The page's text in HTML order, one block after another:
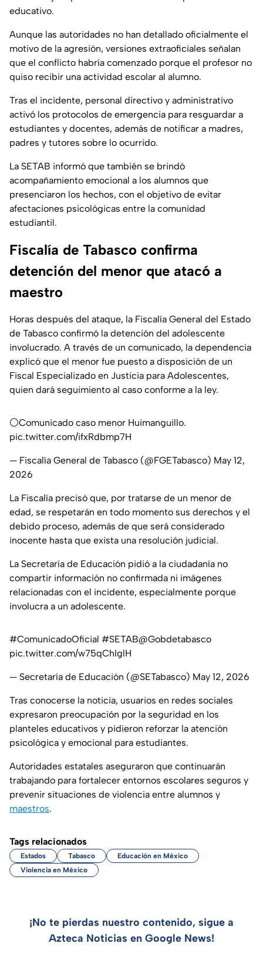
educativo.
Aunque las autoridades no han detallado oficialmente el
motivo de la agresión, versiones extraoficiales señalan
que el conflicto habría comenzado porque el profesor no
quiso recibir una actividad escolar al alumno.
Tras el incidente, personal directivo y administrativo
activó los protocolos de emergencia para resguardar a
estudiantes y docentes, además de notificar a madres,
padres y tutores sobre lo ocurrido.
La SETAB informó que también se brindó
acompañamiento emocional a los alumnos que
presenciaron los hechos, con el objetivo de evitar
afectaciones psicológicas entre la comunidad
estudiantil.
Fiscalía de Tabasco confirma
detención del menor que atacó a
maestro
Horas después del ataque, la Fiscalía General del Estado
de Tabasco confirmó la detención del adolescente
involucrado. A través de un comunicado, la dependencia
explicó que el menor fue puesto a disposición de un
Fiscal Especializado en Justicia para Adolescentes,
quien dará seguimiento al caso conforme a la ley.
⚪Comunicado caso menor Huimanguillo.
pic.twitter.com/ifxRdbmp7H
— Fiscalía General de Tabasco (@FGETabasco) May 12,
2026
La Fiscalía precisó que, por tratarse de un menor de
edad, se respetarán en todo momento sus derechos y el
debido proceso, además de que será considerado
inocente hasta que exista una resolución judicial.
La Secretaría de Educación pidió a la ciudadanía no
compartir información no confirmada ni imágenes
relacionadas con el incidente, especialmente porque
involucra a un adolescente.
#ComunicadoOficial #SETAB@Gobdetabasco
pic.twitter.com/w75qChIglH
— Secretaría de Educación (@SETabasco) May 12, 2026
Tras conocerse la noticia, usuarios en redes sociales
expresaron preocupación por la seguridad en los
planteles educativos y pidieron reforzar la atención
psicológica y emocional para estudiantes.
Autoridades estatales aseguraron que continuarán
trabajando para fortalecer entornos escolares seguros y
prevenir situaciones de violencia entre alumnos y
maestros.
Tags relacionados
Estados Tabasco
Educación en México
Violencia en México
¡No te pierdas nuestro contenido, sigue a
Azteca Noticias en Google News!